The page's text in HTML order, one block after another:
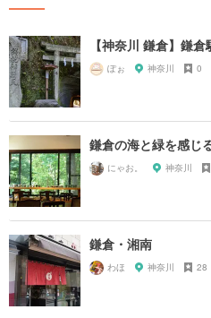
【神奈川 鎌倉】鎌
ぽぉ 神奈川 0
鎌倉の海と緑を感じ
にゃお。 神奈川
鎌倉・湘南
わほ 神奈川 28